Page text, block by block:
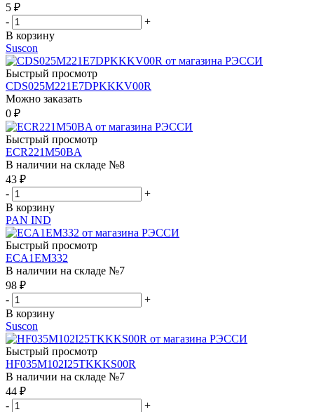
5 ₽
-
+
В корзину
Suscon
Быстрый просмотр
CDS025M221E7DPKKKV00R
Можно заказать
0 ₽
Быстрый просмотр
ECR221M50BA
В наличии на складе №8
43 ₽
-
+
В корзину
PAN IND
Быстрый просмотр
ECA1EM332
В наличии на складе №7
98 ₽
-
+
В корзину
Suscon
Быстрый просмотр
HF035M102I25TKKKS00R
В наличии на складе №7
44 ₽
-
+